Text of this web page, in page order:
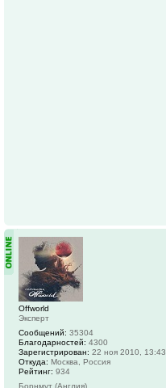
Offworld
Эксперт
Сообщений: 35304
Благодарностей: 4300
Зарегистрирован: 22 ноя 2010, 13:43
Откуда: Москва, Россия
Рейтинг: 934